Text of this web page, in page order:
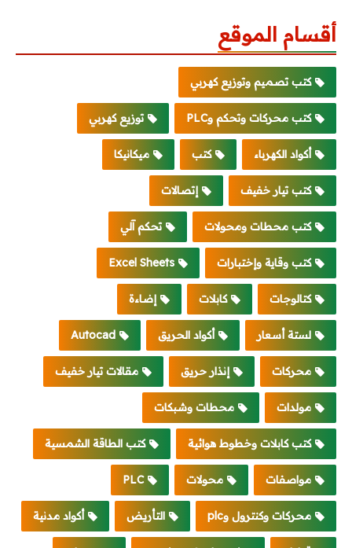
أقسام الموقع
كتب تصميم وتوزيع كهربي
كتب محركات وتحكم وPLC توزيع كهربي
أكواد الكهرباء كتب ميكانيكا
كتب تيار خفيف إتصالات
كتب محطات ومحولات تحكم آلي
كتب وقاية وإختبارات Excel Sheets
كتالوجات كابلات إضاءة
لستة أسعار أكواد الحريق Autocad
محركات إنذار حريق مقالات تيار خفيف
مولدات محطات وشبكات
كتب كابلات وخطوط هوائية كتب الطاقة الشمسية
مواصفات محولات PLC
محركات وكنترول وplc التأريض أكواد مدنية